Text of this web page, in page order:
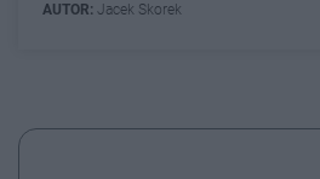
AUTOR: Jacek Skorek